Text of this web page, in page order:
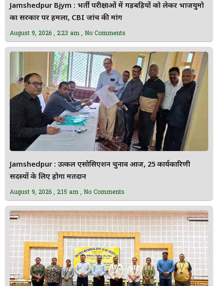
Jamshedpur Bjym : भर्ती परीक्षाओं में गड़बड़ियों को लेकर भाजयुमो
का सरकार पर हमला, CBI जांच की मांग
August 9, 2026 2:23 am No Comments
Jamshedpur : उत्कल एसोसिएशन चुनाव आज, 25 कार्यकारिणी
सदस्यों के लिए होगा मतदान
August 9, 2026 2:15 am No Comments